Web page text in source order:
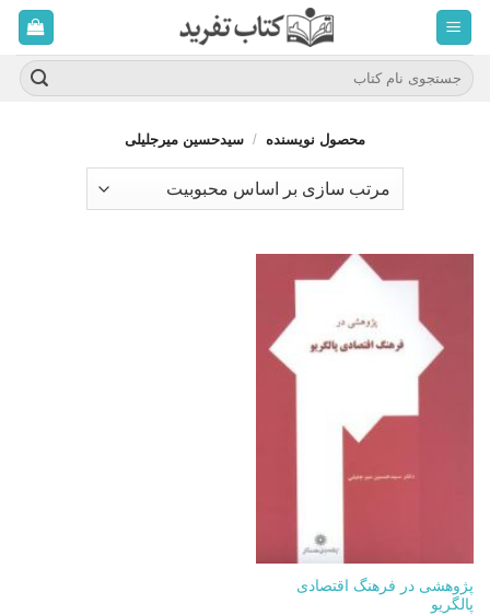
محتوا
برویدجستجو
برای:
محصول نویسنده / سیدحسین میرجلیلی
پژوهشی در فرهنگ اقتصادی
پالگریو